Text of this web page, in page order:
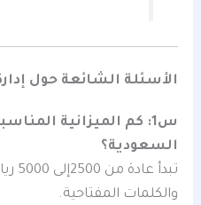
الأسئلة الشائعة حول
س1: كم الميزانية
السعودية؟
والكلمات المفتاحية.